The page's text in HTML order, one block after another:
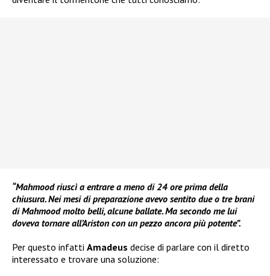
“Mahmood riuscì a entrare a meno di 24 ore prima della
chiusura. Nei mesi di preparazione avevo sentito due o tre brani
di Mahmood molto belli, alcune ballate. Ma secondo me lui
doveva tornare all’Ariston con un pezzo ancora più potente”.
Per questo infatti Amadeus decise di parlare con il diretto
interessato e trovare una soluzione: